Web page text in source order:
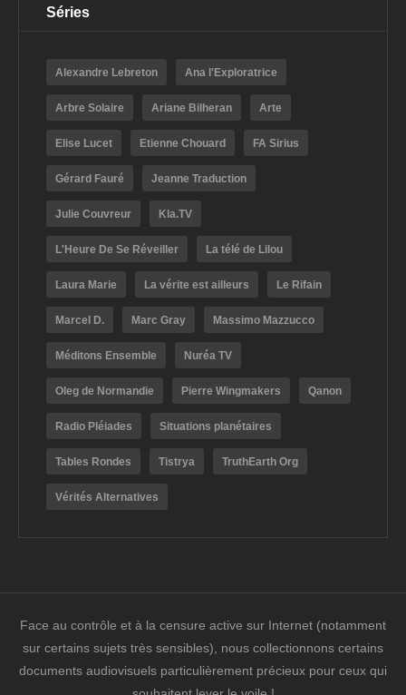
Séries
Alexandre Lebreton Ana l'Exploratrice
Arbre Solaire Ariane Bilheran Arte
Elise Lucet Etienne Chouard FA Sirius
Gérard Fauré Jeanne Traduction
Julie Couvreur Kla.TV
L'Heure De Se Réveiller La télé de Lilou
Laura Marie La vérite est ailleurs Le Rifain
Marcel D. Marc Gray Massimo Mazzucco
Méditons Ensemble Nuréa TV
Oleg de Normandie Pierre Wingmakers Qanon
Radio Pléiades Situations planétaires
Tables Rondes Tistrya TruthEarth Org
Vérités Alternatives
Face au contrôle et à la censure active sur Internet (notamment
sur certains sujets très sensibles), nous collectionnons certains
documents audiovisuels particulièrement précieux pour ceux qui